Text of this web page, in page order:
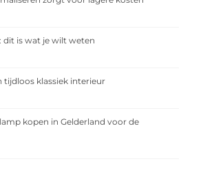
dit is wat je wilt weten
tijdloos klassiek interieur
kopen in Gelderland voor de